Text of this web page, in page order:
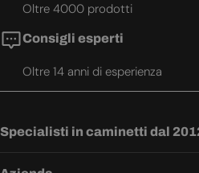
Oltre 4000 prodotti
Consigli esperti
Oltre 14 anni di esperienza
Specialisti in caminetti dal